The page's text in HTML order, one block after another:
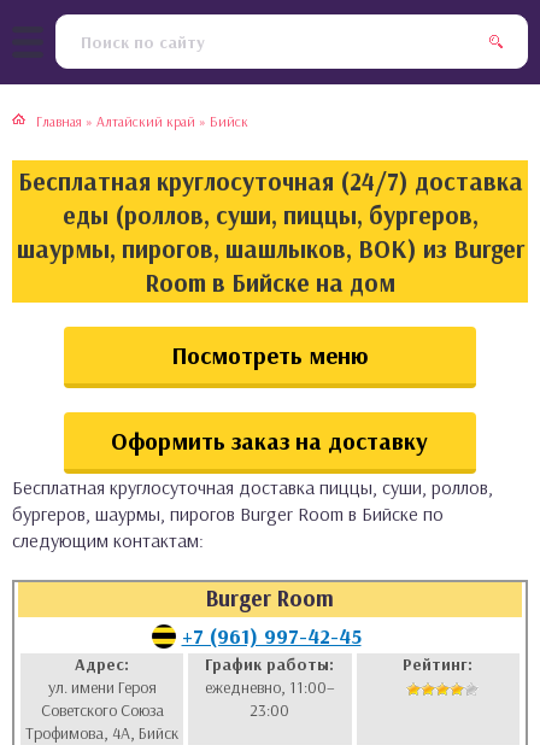
Главная » Алтайский край » Бийск
Бесплатная круглосуточная (24/7) доставка
еды (роллов, суши, пиццы, бургеров,
шаурмы, пирогов, шашлыков, ВОК) из Burger
Room в Бийске на дом
Посмотреть меню
Оформить заказ на доставку
Бесплатная круглосуточная доставка пиццы, суши, роллов,
бургеров, шаурмы, пирогов Burger Room в Бийске по
следующим контактам:
Burger Room
+7 (961) 997-42-45
Адрес:
ул. имени Героя
Советского Союза
Трофимова, 4А, Бийск
График работы:
ежедневно, 11:00–
23:00
Рейтинг:
кухня
кухня
кухня
кухня
булочки